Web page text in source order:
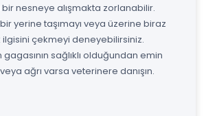
nesneye alışmakta zorlanabilir.
bir yerine taşımayı veya üzerine biraz
çekmeyi deneyebilirsiniz.
gagasının sağlıklı olduğundan emin
ağrı varsa veterinere danışın.